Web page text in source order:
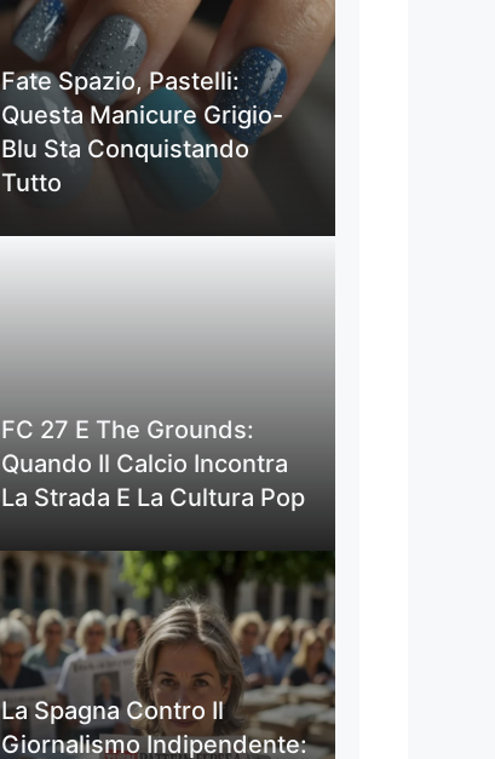
Fate Spazio, Pastelli:
Questa Manicure Grigio-
Blu Sta Conquistando
Tutto
FC 27 E The Grounds:
Quando Il Calcio Incontra
La Strada E La Cultura Pop
La Spagna Contro Il
Giornalismo Indipendente: